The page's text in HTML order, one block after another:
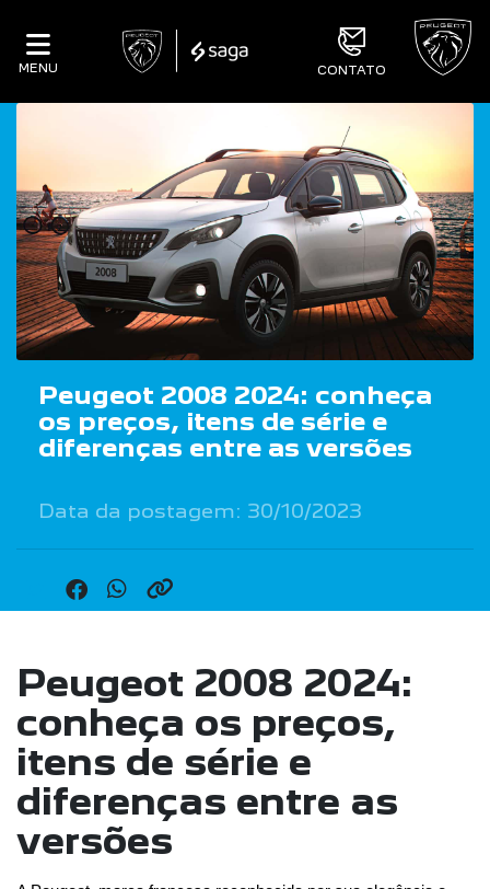
MENU CONTATO
Peugeot 2008 2024: conheça
os preços, itens de série e
diferenças entre as versões
Data da postagem: 30/10/2023
Peugeot 2008 2024:
conheça os preços,
itens de série e
diferenças entre as
versões